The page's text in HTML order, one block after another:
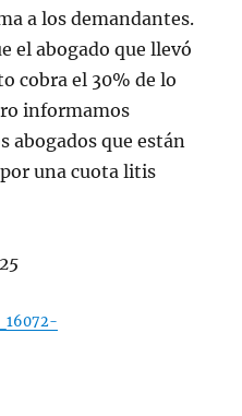
a los demandantes.
el abogado que llevó
cobra el 30% de lo
informamos
abogados que están
una cuota litis